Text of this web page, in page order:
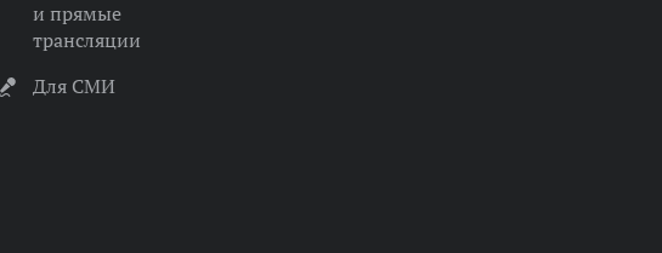
и прямые
трансляции
Для СМИ